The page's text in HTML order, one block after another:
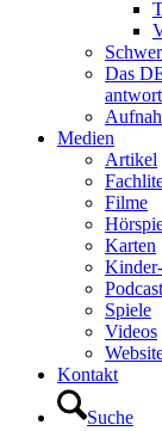
Das
Medien
Artikel
Filme
Karten
Spiele
Videos
Kontakt
Suche